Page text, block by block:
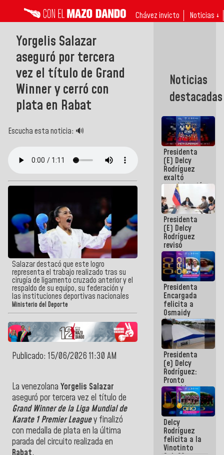
Chávez invicto Noticias ↓
Yorgelis Salazar
aseguró por tercera
vez el título de Grand
Winner y cerró con
plata en Rabat
Escucha esta noticia: 🔊
Salazar destacó que este logro
representa el trabajo realizado tras su
cirugía de ligamento cruzado anterior y el
respaldo de su equipo, su federación y
las instituciones deportivas nacionales
Ministerio del Deporte
Publicado: 15/06/2026 11:30 AM
La venezolana Yorgelis Salazar
aseguró por tercera vez el título de
Grand Winner de la Liga Mundial de
Karate 1 Premier Leaguey finalizó
con medalla de plata en la última
parada del circuito realizada en
Noticias
destacadas
Presidenta
(E) Delcy
Rodríguez
exaltó
participación
de
Venezuela
en Juegos
Centroamericanos
y del Caribe
2026
Presidenta
(E) Delcy
Rodríguez
revisó
agenda
económica y
ejecución de
fondos de
emergencia
post-sismos
Presidenta
Encargada
felicita a
Osmaidy
Arias y
Giraly
Marcano por
hacer
historia en
los
Centroamericanos
Presidenta
(e) Delcy
Rodríguez:
Pronto
restableceremos
las
operaciones
en el
Aeropuerto
Internacional
de
Maiquetía
Delcy
Rodríguez
felicita a la
Vinotinto